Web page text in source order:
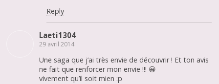
Reply
Laeti1304
29 avril 2014
Une saga que j’ai très envie de découvrir ! Et ton avis
ne fait que renforcer mon envie !!! 😀
vivement qu’il soit mien :p